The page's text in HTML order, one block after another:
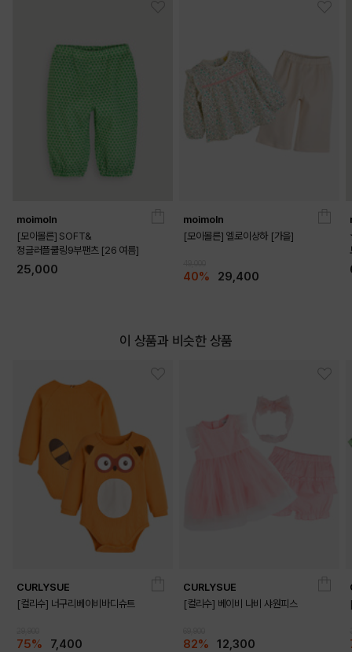
moimoln
[모이몰른] SOFT&
정글러플쿨링9부팬츠 [26 여름]
25,000
moimoln
[모이몰른] 엘로이상하 [가을]
40% 29,400
이 상품과 비슷한 상품
CURLYSUE
[컬리수] 너구리베이비바디슈트
75% 7,400
CURLYSUE
[컬리수] 베이비 나비 샤원피스
82% 12,300